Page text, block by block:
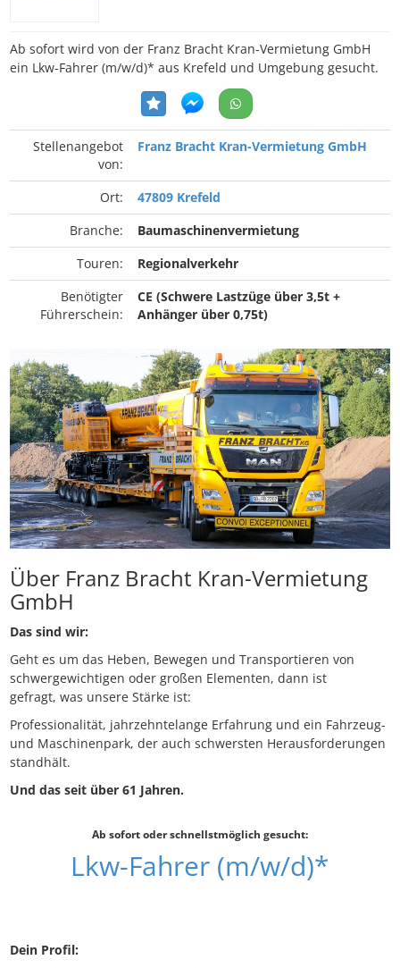
Ab sofort wird von der Franz Bracht Kran-Vermietung GmbH
ein Lkw-Fahrer (m/w/d)* aus Krefeld und Umgebung gesucht.
Stellenangebot
von:
Franz Bracht Kran-Vermietung GmbH
Ort:
47809 Krefeld
Branche:
Baumaschinenvermietung
Touren:
Regionalverkehr
Benötigter
Führerschein:
CE (Schwere Lastzüge über 3,5t +
Anhänger über 0,75t)
Über Franz Bracht Kran-Vermietung
GmbH
Das sind wir:
Geht es um das Heben, Bewegen und Transportieren von
schwergewichtigen oder großen Elementen, dann ist
gefragt, was unsere Stärke ist:
Professionalität, jahrzehntelange Erfahrung und ein Fahrzeug-
und Maschinenpark, der auch schwersten Herausforderungen
standhält.
Und das seit über 61 Jahren.
Ab sofort oder schnellstmöglich gesucht:
Lkw-Fahrer (m/w/d)*
Dein Profil: